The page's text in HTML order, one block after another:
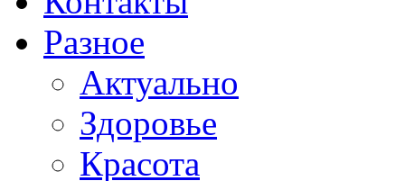
Разное
Актуально
Здоровье
Красота